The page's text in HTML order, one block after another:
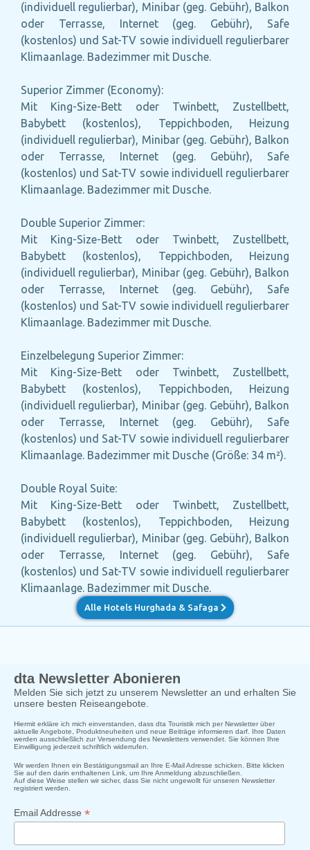
(individuell regulierbar), Minibar (geg. Gebühr), Balkon
oder Terrasse, Internet (geg. Gebühr), Safe
(kostenlos) und Sat-TV sowie individuell regulierbarer
Klimaanlage. Badezimmer mit Dusche.
Superior Zimmer (Economy):
Mit King-Size-Bett oder Twinbett, Zustellbett,
Babybett (kostenlos), Teppichboden, Heizung
(individuell regulierbar), Minibar (geg. Gebühr), Balkon
oder Terrasse, Internet (geg. Gebühr), Safe
(kostenlos) und Sat-TV sowie individuell regulierbarer
Klimaanlage. Badezimmer mit Dusche.
Double Superior Zimmer:
Mit King-Size-Bett oder Twinbett, Zustellbett,
Babybett (kostenlos), Teppichboden, Heizung
(individuell regulierbar), Minibar (geg. Gebühr), Balkon
oder Terrasse, Internet (geg. Gebühr), Safe
(kostenlos) und Sat-TV sowie individuell regulierbarer
Klimaanlage. Badezimmer mit Dusche.
Einzelbelegung Superior Zimmer:
Mit King-Size-Bett oder Twinbett, Zustellbett,
Babybett (kostenlos), Teppichboden, Heizung
(individuell regulierbar), Minibar (geg. Gebühr), Balkon
oder Terrasse, Internet (geg. Gebühr), Safe
(kostenlos) und Sat-TV sowie individuell regulierbarer
Klimaanlage. Badezimmer mit Dusche (Größe: 34 m²).
Double Royal Suite:
Mit King-Size-Bett oder Twinbett, Zustellbett,
Babybett (kostenlos), Teppichboden, Heizung
(individuell regulierbar), Minibar (geg. Gebühr), Balkon
oder Terrasse, Internet (geg. Gebühr), Safe
(kostenlos) und Sat-TV sowie individuell regulierbarer
Klimaanlage. Badezimmer mit Dusche.
Alle Hotels Hurghada & Safaga
dta Newsletter Abonieren
Melden Sie sich jetzt zu unserem Newsletter an und erhalten Sie
unsere besten Reiseangebote.
Hiermit erkläre ich mich einverstanden, dass dta Touristik mich per Newsletter über
aktuelle Angebote, Produktneuheiten und neue Beiträge informieren darf. Ihre Daten
werden ausschließlich zur Versendung des Newsletters verwendet. Sie können Ihre
Einwilligung jederzeit schriftlich widerrufen.
Wir werden Ihnen ein Bestätigungsmail an Ihre E-Mail Adresse schicken. Bitte klicken
Sie auf den darin enthaltenen Link, um Ihre Anmeldung abzuschließen.
Auf diese Weise stellen wir sicher, dass Sie nicht ungewollt für unseren Newsletter
registriert werden.
Email Addresse *